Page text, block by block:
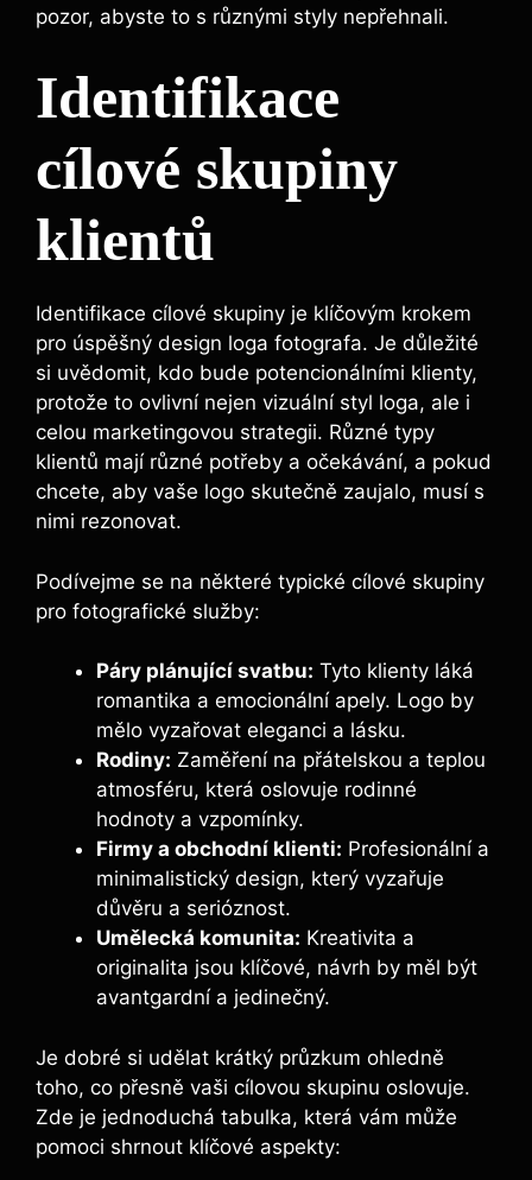
pozor, abyste to s různými styly nepřehnali.
Identifikace
cílové skupiny
klientů
Identifikace cílové skupiny je klíčovým krokem
pro úspěšný design loga fotografa. Je důležité
si uvědomit, kdo bude potencionálními klienty,
protože to ovlivní nejen vizuální styl loga, ale i
celou marketingovou strategii. Různé typy
klientů mají různé potřeby a očekávání, a pokud
chcete, aby vaše logo skutečně zaujalo, musí s
nimi rezonovat.
Podívejme se na některé typické cílové skupiny
pro fotografické služby:
Páry plánující svatbu: Tyto klienty láká
romantika a emocionální apely. Logo by
mělo vyzařovat eleganci a lásku.
Rodiny: Zaměření na přátelskou a teplou
atmosféru, která oslovuje rodinné
hodnoty a vzpomínky.
Firmy a obchodní klienti: Profesionální a
minimalistický design, který vyzařuje
důvěru a serióznost.
Umělecká komunita: Kreativita a
originalita jsou klíčové, návrh by měl být
avantgardní a jedinečný.
Je dobré si udělat krátký průzkum ohledně
toho, co přesně vaši cílovou skupinu oslovuje.
Zde je jednoduchá tabulka, která vám může
pomoci shrnout klíčové aspekty: